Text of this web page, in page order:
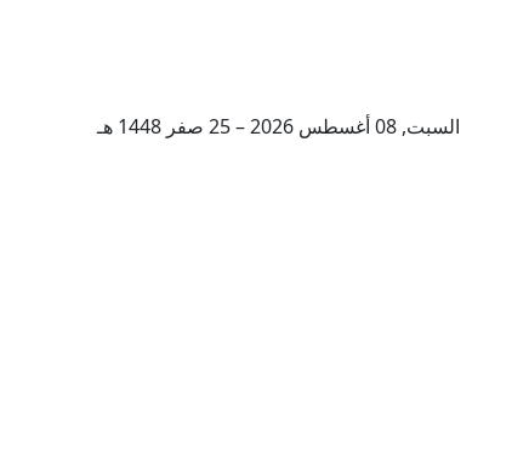
السبت, 08 أغسطس 2026 – 25 صفر 1448 هـ